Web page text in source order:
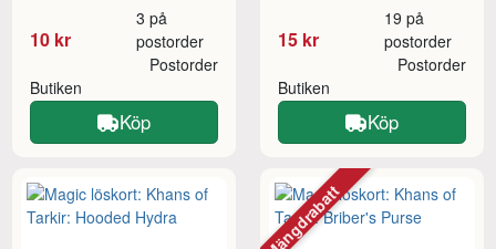
10 kr
3 på
postorder
Butiken
Postorder
Köp
15 kr
19 på
postorder
Butiken
Postorder
Köp
Mängdrabatt